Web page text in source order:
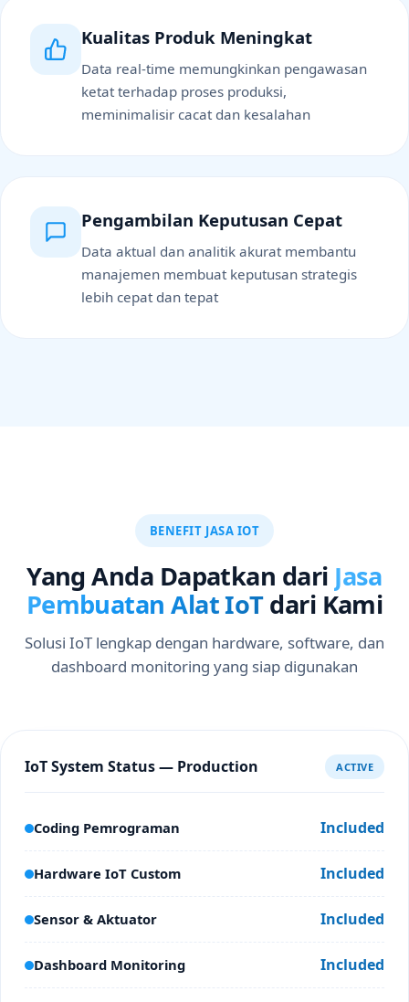
Kualitas Produk Meningkat
Data real-time memungkinkan pengawasan
ketat terhadap proses produksi,
meminimalisir cacat dan kesalahan
Pengambilan Keputusan Cepat
Data aktual dan analitik akurat membantu
manajemen membuat keputusan strategis
lebih cepat dan tepat
BENEFIT JASA IOT
Yang Anda Dapatkan dari Jasa
Pembuatan Alat IoTdari Kami
Solusi IoT lengkap dengan hardware, software, dan
dashboard monitoring yang siap digunakan
IoT System Status — Production ACTIVE
Coding Pemrograman Included
Hardware IoT Custom Included
Sensor & Aktuator Included
Dashboard Monitoring Included